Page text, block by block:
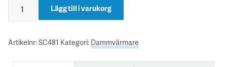
Lägg till i varukorg
Artikelnr:SC481 Kategori: Dammvärmare